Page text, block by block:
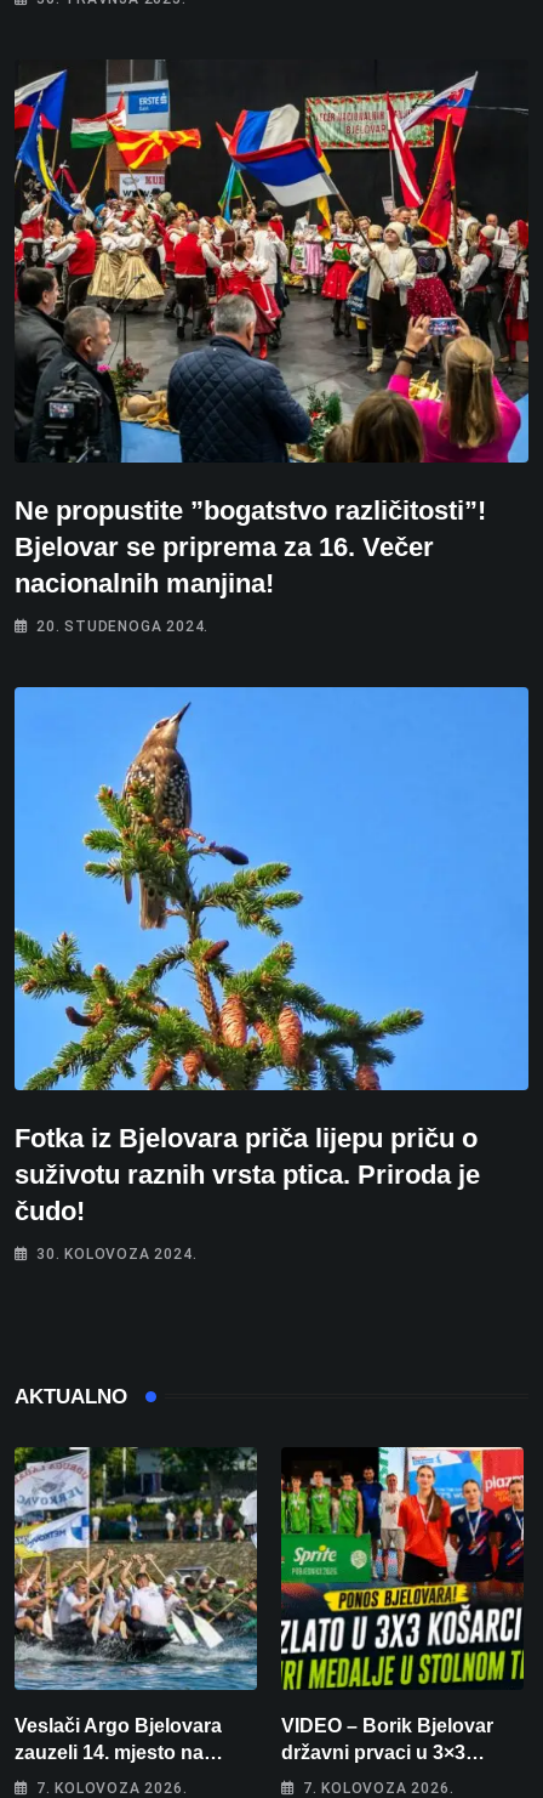
Ne propustite ”bogatstvo različitosti”!
Bjelovar se priprema za 16. Večer
nacionalnih manjina!
20. STUDENOGA 2024.
Fotka iz Bjelovara priča lijepu priču o
suživotu raznih vrsta ptica. Priroda je
čudo!
30. KOLOVOZA 2024.
AKTUALNO
Veslači Argo Bjelovara
zauzeli 14. mjesto na
brzincu
7. KOLOVOZA 2026.
VIDEO – Borik Bjelovar
državni prvaci u 3×3
košarci, Klara Končar je
7. KOLOVOZA 2026.